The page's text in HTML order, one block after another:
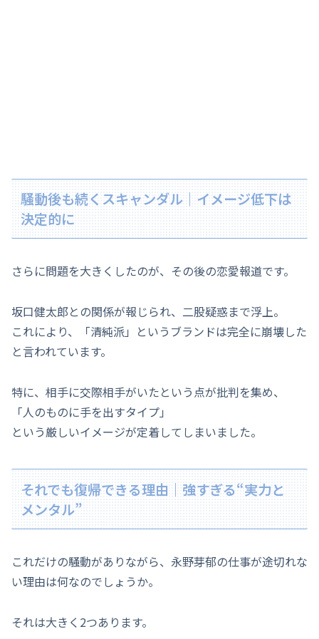
騒動後も続くスキャンダル｜イメージ低下は
決定的に
さらに問題を大きくしたのが、その後の恋愛報道です。
坂口健太郎との関係が報じられ、二股疑惑まで浮上。
これにより、「清純派」というブランドは完全に崩壊した
と言われています。
特に、相手に交際相手がいたという点が批判を集め、
「人のものに手を出すタイプ」
という厳しいイメージが定着してしまいました。
それでも復帰できる理由｜強すぎる“実力と
メンタル”
これだけの騒動がありながら、永野芽郁の仕事が途切れな
い理由は何なのでしょうか。
それは大きく2つあります。